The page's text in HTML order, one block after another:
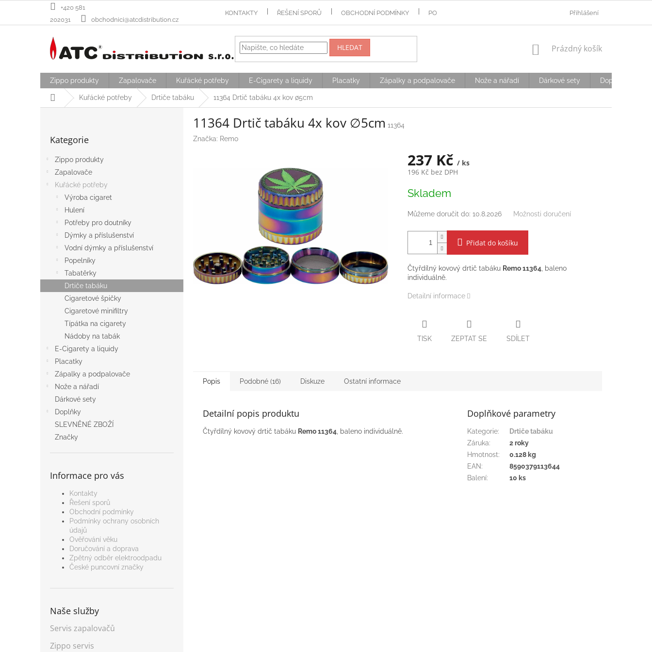
+420 581
202031
obchodnici@atcdistribution.cz
KONTAKTY ŘEŠENÍ SPORŮ OBCHODNÍ PODMÍNKY PODMÍNKY OCHRANY OSOBNÍCH ÚDAJŮ OVĚŘOVÁNÍ VĚKU
Přihlášení
HLEDAT
NÁKUPNÍ
Prázdný košík
Zippo produkty Zapalovače Kuřácké potřeby E-Cigarety a liquidy Placatky Zápalky a podpalovače Nože a nářadí Dárkové sety Doplňky
Domů Kuřácké potřeby Drtiče tabáku 11364 Drtič tabáku 4x kov ∅5cm
kategorie
Kategorie
Zippo produkty
Zapalovače
Kuřácké potřeby
Výroba cigaret
Hulení
Potřeby pro doutníky
Dýmky a příslušenství
Vodní dýmky a příslušenství
Popelníky
Tabatěrky
Drtiče tabáku
Cigaretové špičky
Cigaretové minifiltry
Típátka na cigarety
Nádoby na tabák
E-Cigarety a liquidy
Placatky
Zápalky a podpalovače
Nože a nářadí
Dárkové sety
Doplňky
SLEVNĚNÉ ZBOŽÍ
Značky
Informace pro vás
Kontakty
Řešení sporů
Obchodní podmínky
Podmínky ochrany osobních
údajů
Ověřování věku
Doručování a doprava
Zpětný odběr elektroodpadu
České puncovní značky
Naše služby
Servis zapalovačů
Zippo servis
11364 Drtič tabáku 4x kov ∅5cm 11364
Značka: Remo
237 Kč / ks
196 Kč bez DPH
cena:
Skladem
Můžeme doručit do: 10.8.2026 Možnosti doručení
Přidat do košíku
Čtyřdílný kovový drtič tabáku Remo 11364, baleno
individuálně.
Detailní informace
TISK ZEPTAT SE SDÍLET
Popis Podobné (16) Diskuze Ostatní informace
Detailní popis produktu
Čtyřdílný kovový drtič tabáku Remo 11364 , baleno individuálně.
Doplňkové parametry
Kategorie:
Drtiče tabáku
Záruka:
2 roky
Hmotnost:
0.128 kg
EAN:
8590379113644
Balení: 10 ks